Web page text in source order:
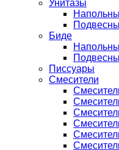
Унитазы
Биде
Писсуары
Смесители